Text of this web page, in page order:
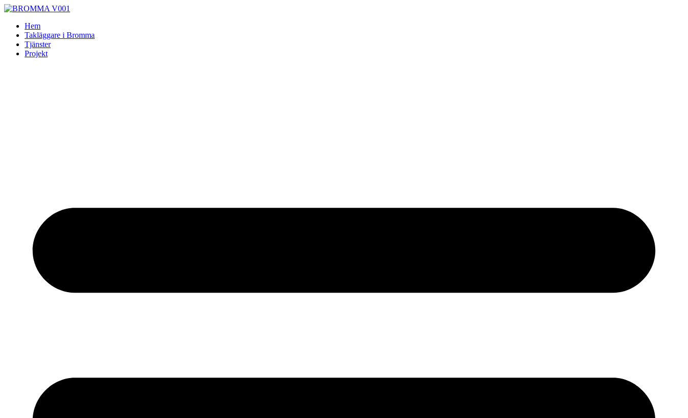
Skip
contentHem
Takläggare i Bromma
Tjänster
Projekt